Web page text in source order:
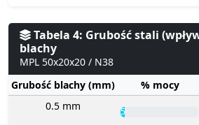
Tabela 4: Grubość stali
blachy
MPL 50x20x20 / N38
Grubość blachy (mm)
% mocy
0.5 mm
5%